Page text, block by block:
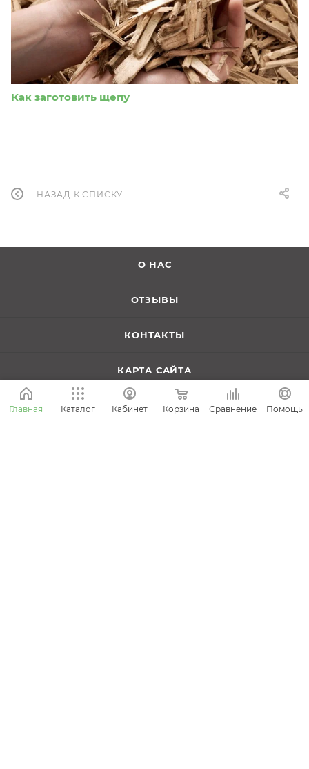
Как заготовить щепу
НАЗАД К СПИСКУ
О НАС
ОТЗЫВЫ
КОНТАКТЫ
КАРТА САЙТА
ПОМОЩЬ
Главная Каталог Кабинет Корзина Сравнение Помощь